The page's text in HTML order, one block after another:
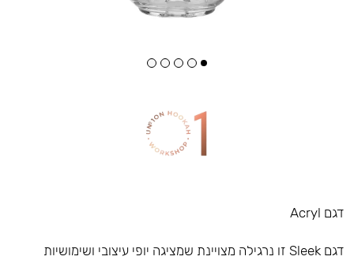
דגם Acryl
דגם Sleek זו נרגילה מצויינת שמציגה יופי עיצובי ושימושיות